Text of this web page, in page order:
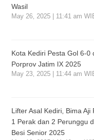
Wasil
May 26, 2025 | 11:41 am
Kota Kediri Pesta Gol 6-0
Porprov Jatim IX 2025
May 23, 2025 | 11:44 am
Lifter Asal Kediri, Bima
1 Perak dan 2 Perunggu
Besi Senior 2025